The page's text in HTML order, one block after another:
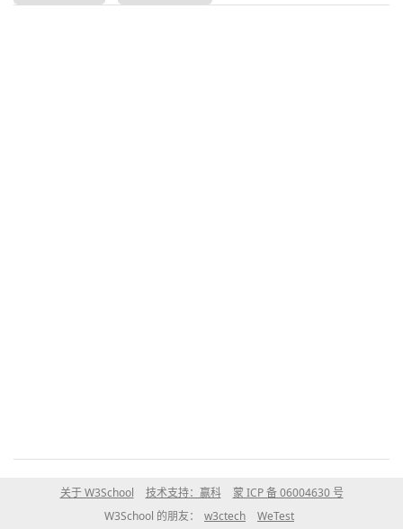
关于 W3School 技术支持：赢科
蒙 ICP 备 06004630 号
W3School 的朋友：
w3ctech WeTest